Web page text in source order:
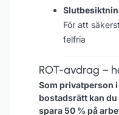
För att
felfria
ROT-avdrag –
Som privatperson
bostadsrätt kan du
spara 50 % på